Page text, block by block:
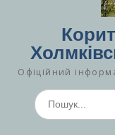
Офіційний
Шукати: